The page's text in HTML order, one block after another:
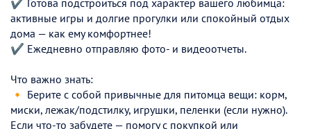
активные игры и долгие прогулки или спокойный отдых
дома — как ему комфортнее!
✔ Ежедневно отправляю фото- и видеоотчеты.
Что важно знать:
🔸 Берите с собой привычные для питомца вещи: корм,
миски, лежак/подстилку, игрушки, пеленки (если нужно).
Если что-то забудете — помогу с покупкой или